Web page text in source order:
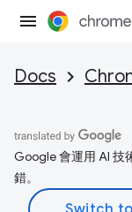
Docs
Google 會運用 AI 技
錯。